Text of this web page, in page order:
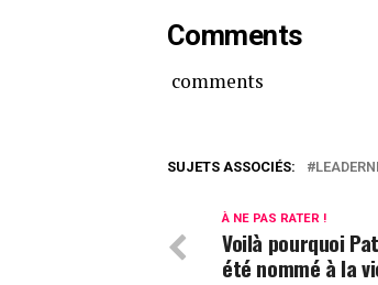
Comments
comments
SUJETS ASSOCIÉS:
À NE PAS RATER !
Voilà pourquoi
été nommé à la